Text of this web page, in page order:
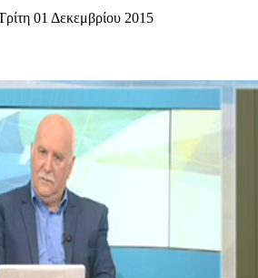
01 Δεκεμβρίου 2015